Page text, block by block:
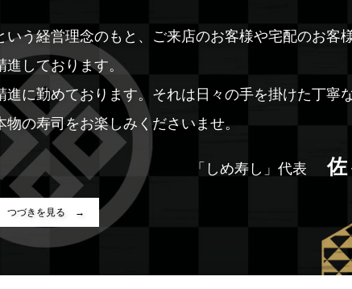
う経営理念のもと、ご来店のお客様や宅配のお客
進しております。
に勤めております。それは日々の手を掛けた丁寧
の寿司をお楽しみくださいませ。
「しめ寿し」代表 佐
つづきを見る →